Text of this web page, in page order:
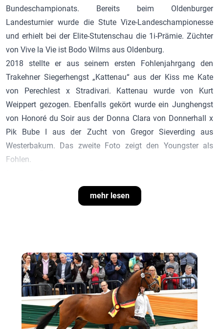
Bundeschampionats. Bereits beim Oldenburger
Landesturnier wurde die Stute Vize-Landeschampionesse
und erhielt bei der Elite-Stutenschau die 1i-Prämie. Züchter
von Vive la Vie ist Bodo Wilms aus Oldenburg.
2018 stellte er aus seinem ersten Fohlenjahrgang den
Trakehner Siegerhengst „Kattenau“ aus der Kiss me Kate
von Perechlest x Stradivari. Kattenau wurde von Kurt
Weippert gezogen. Ebenfalls gekört wurde ein Junghengst
von Honoré du Soiraus der Donna Clara von Donnerhall x
Pik Bube I aus der Zucht von Gregor Sieverding aus
Westerbakum. Das zweite Foto zeigt den Youngster als
Fohlen.
unnachahmlicher Ausstrahlung, Eleganz und viel natürlicher
Veranlagung in allen Grundgangarten.
Nr. 22 vonHonoré du Soir- Florencio I - Friesenstern:
Fohlen von unnachahmlicher Ausstrahlung, ein richtiger
Herzensdieb erster Sorte, sehr taktbeflissen, immer um
Selbsthaltung bemüht, macht sich groß, ein Bergaufpferd
von natürlicher Veranlagung, wie man es sich wünscht."
Nr. 23 vonHonoré du Soir- Detroit - Rohdiamant: "Hoch
mehr lesen